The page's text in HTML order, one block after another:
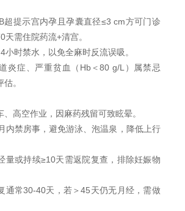
超提示宫内孕且孕囊直径≤3 cm方可门诊
天需住院药流+清宫。
小时禁水，以免全麻时反流误吸。
炎症、严重贫血（Hb＜80 g/L）属禁忌
。
、高空作业，因麻药残留可致眩晕。
内禁房事，避免游泳、泡温泉，降低上行
量或持续≥10天需返院复查，排除妊娠物
通常30-40天，若＞45天仍无月经，需做